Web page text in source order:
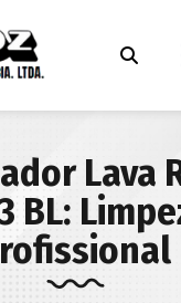
Lava
BL: